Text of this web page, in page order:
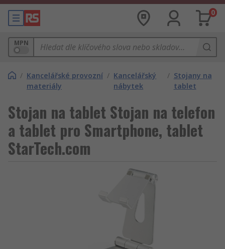
0
MPN
/ Kancelářské provozní
materiály
/ Kancelářský
nábytek
/ Stojany na
tablet
Stojan na tablet Stojan na telefon
a tablet pro Smartphone, tablet
StarTech.com